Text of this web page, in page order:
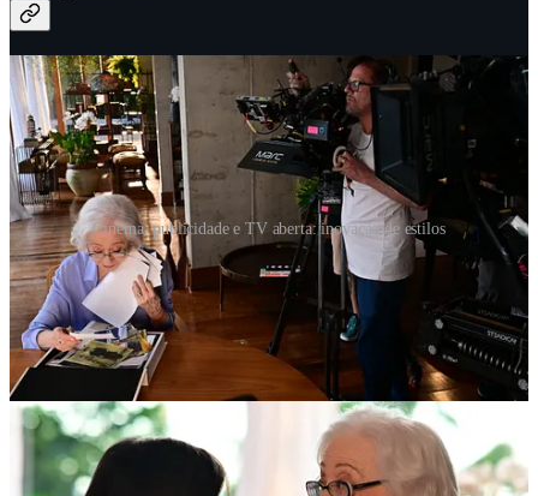
Cinema, publicidade e TV aberta: inovação de estilos
Existe um movimento silencioso acontecendo que poucos estão
percebendo: a publicidade está invadindo a TV aberta com
linguagem de cinema. E isso não é casual.
O caminho foi aberto pelo próprio cinema em parceria com a Globo
nos últimos anos, mas agora chegou à publicidade de forma
estruturada. O que vi nessa gravação foi uma equipe híbrida,
operando em ritmos diferentes simultaneamente - a agilidade da
publicidade convivendo com a cadência da TV, tudo isso temperado
com a estética cinematográfica que o público passou a exigir depois
de anos de streaming.